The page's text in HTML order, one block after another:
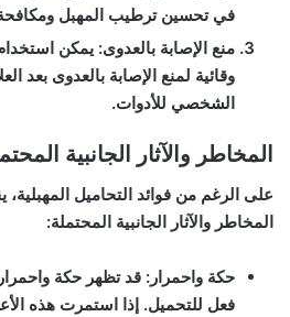
في تحسين ترطيب المهبل
منع الإصابة بالعدوى: يمكن
وقائية لمنع الإصابة بالعدوى بعد
الشخصي للأدوات.
المخاطر والآثار الجانبية
على الرغم من فوائد التحاميل
المخاطر والآثار الجانبية المحتملة:
حكة واحمرار : قد تظهر حكة
فعل للتحميل. إذا استمرت هذه